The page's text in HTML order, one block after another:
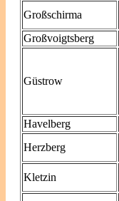
Großschirma
Großvoigtsberg
Güstrow
Havelberg
Herzberg
Kletzin